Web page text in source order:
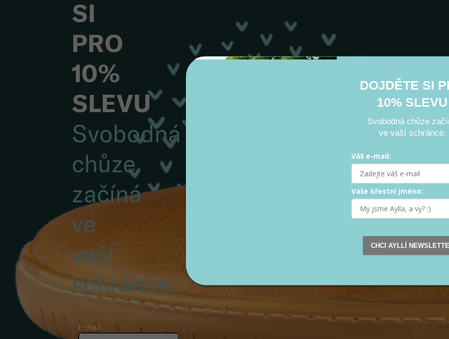
DOJDĚTE
SI
PRO
10%
SLEVU
Svobodná
chůze
začíná
ve
vaší
schránce.
DOJDĚTE SI
10% SLEVU
Svobodná chůze
ve vaší schránce.
Váš e-mail:
Vaše křestní jméno:
CHCI AYLLÍ